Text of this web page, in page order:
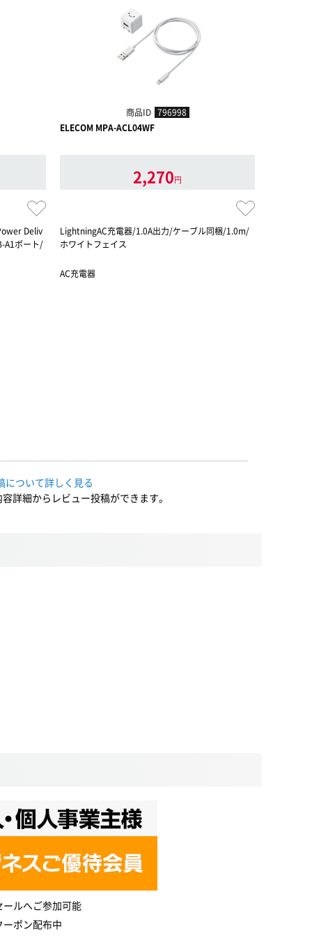
Deliv
A1ポート/
商品ID 796998
ELECOM MPA-ACL04WF
2,270円
LightningAC充電器/1.0A出力/ケーブル同梱/1.0m/
ホワイトフェイス
AC充電器
について詳しく見る
詳細からレビュー投稿ができます。
ールへご参加可能
ポン配布中